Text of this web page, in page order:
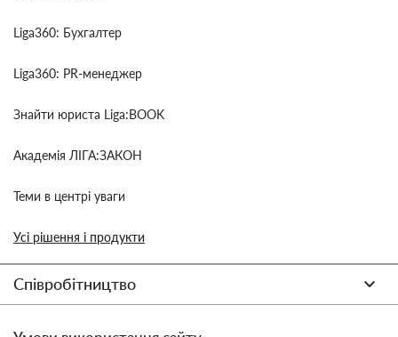
Liga360: Бухгалтер
Liga360: PR-менеджер
Знайти юриста Liga:BOOK
Академія ЛІГА:ЗАКОН
Теми в центрі уваги
Усі рішення і продукти
Співробітництво